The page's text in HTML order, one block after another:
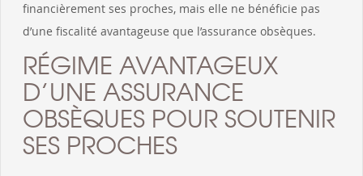
financièrement ses proches, mais elle ne bénéficie pas
d’une fiscalité avantageuse que l’assurance obsèques.
RÉGIME AVANTAGEUX
D’UNE ASSURANCE
OBSÈQUES POUR SOUTENIR
SES PROCHES